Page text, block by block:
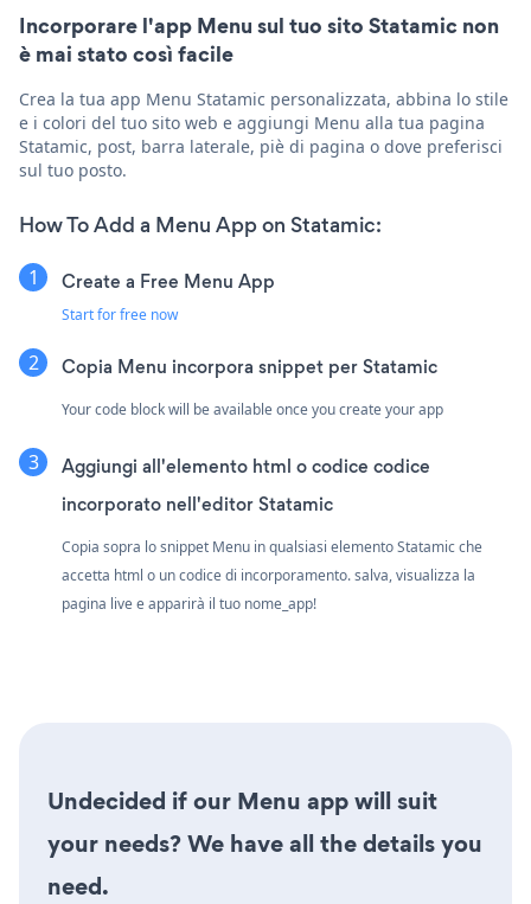
Incorporare l'app Menu sul tuo sito Statamic non
è mai stato così facile
Crea la tua app Menu Statamic personalizzata, abbina lo stile
e i colori del tuo sito web e aggiungi Menu alla tua pagina
Statamic, post, barra laterale, piè di pagina o dove preferisci
sul tuo posto.
How To Add a Menu App on Statamic:
Create a Free Menu App
Start for free now
Copia Menu incorpora snippet per Statamic
Your code block will be available once you create your app
Aggiungi all'elemento html o codice codice
incorporato nell'editor Statamic
Copia sopra lo snippet Menu in qualsiasi elemento Statamic che
accetta html o un codice di incorporamento. salva, visualizza la
pagina live e apparirà il tuo nome_app!
Undecided if our Menu app will suit
your needs? We have all the details you
need.